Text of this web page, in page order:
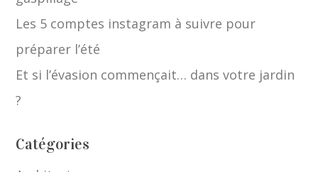
Les 5 comptes instagram à suivre pour
préparer l’été
Et si l’évasion commençait… dans votre jardin
?
Catégories